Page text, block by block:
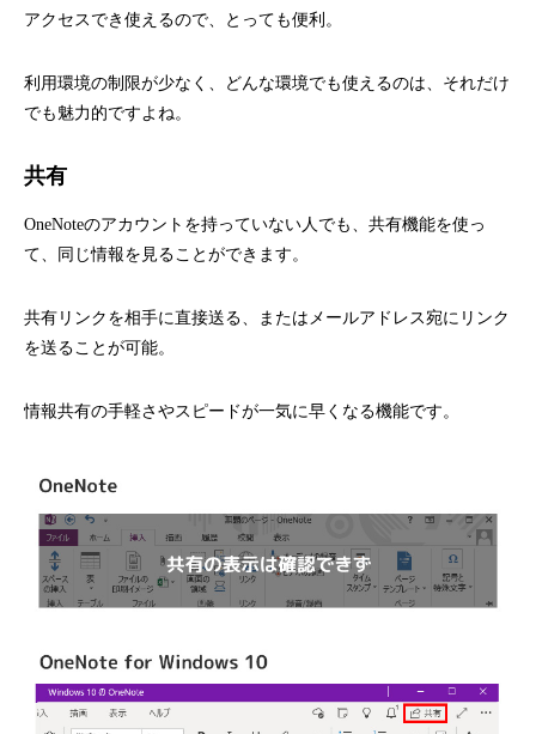
アクセスでき使えるので、とっても便利。
利用環境の制限が少なく、どんな環境でも使えるのは、それだけ
でも魅力的ですよね。
共有
OneNoteのアカウントを持っていない人でも、共有機能を使っ
て、同じ情報を見ることができます。
共有リンクを相手に直接送る、またはメールアドレス宛にリンク
を送ることが可能。
情報共有の手軽さやスピードが一気に早くなる機能です。